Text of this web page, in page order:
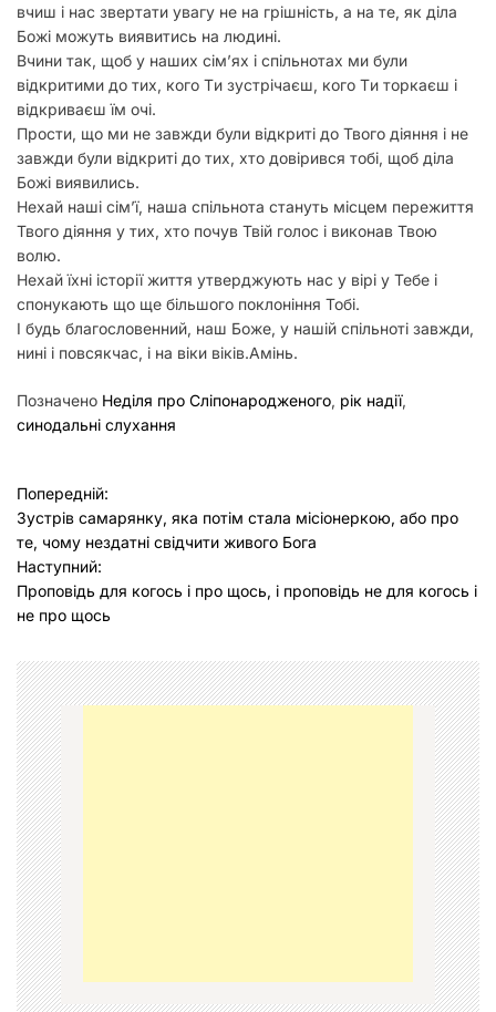
вчиш і нас звертати увагу не на грішність, а на те, як діла
Божі можуть виявитись на людині.
Вчини так, щоб у наших сімʼях і спільнотах ми були
відкритими до тих, кого Tи зустрічаєш, кого Tи торкаєш і
відкриваєш їм очі.
Прости, що ми не завжди були відкриті до Твого діяння і не
завжди були відкриті до тих, хто довірився тобі, щоб діла
Божі виявились.
Нехай наші сімʼї, наша спільнота стануть місцем пережиття
Твого діяння у тих, хто почув Твій голос і виконав Твою
волю.
Нехай їхні історії життя утверджують нас у вірі у Тебе і
спонукають що ще більшого поклоніння Тобі.
І будь благословенний, наш Боже, у нашій спільноті завжди,
нині і повсякчас, і на віки віків.Амінь.
Позначено Неділя про Сліпонародженого, рік надії,
синодальні слухання
Н
а
в
і
а
ц
і
я
з
а
п
и
с
Попередній:
Зустрів самарянку, яка потім стала місіонеркою, або про
те, чому нездатні свідчити живого Бога
Наступний:
Проповідь для когось і про щось, і проповідь не для когось і
не про щось